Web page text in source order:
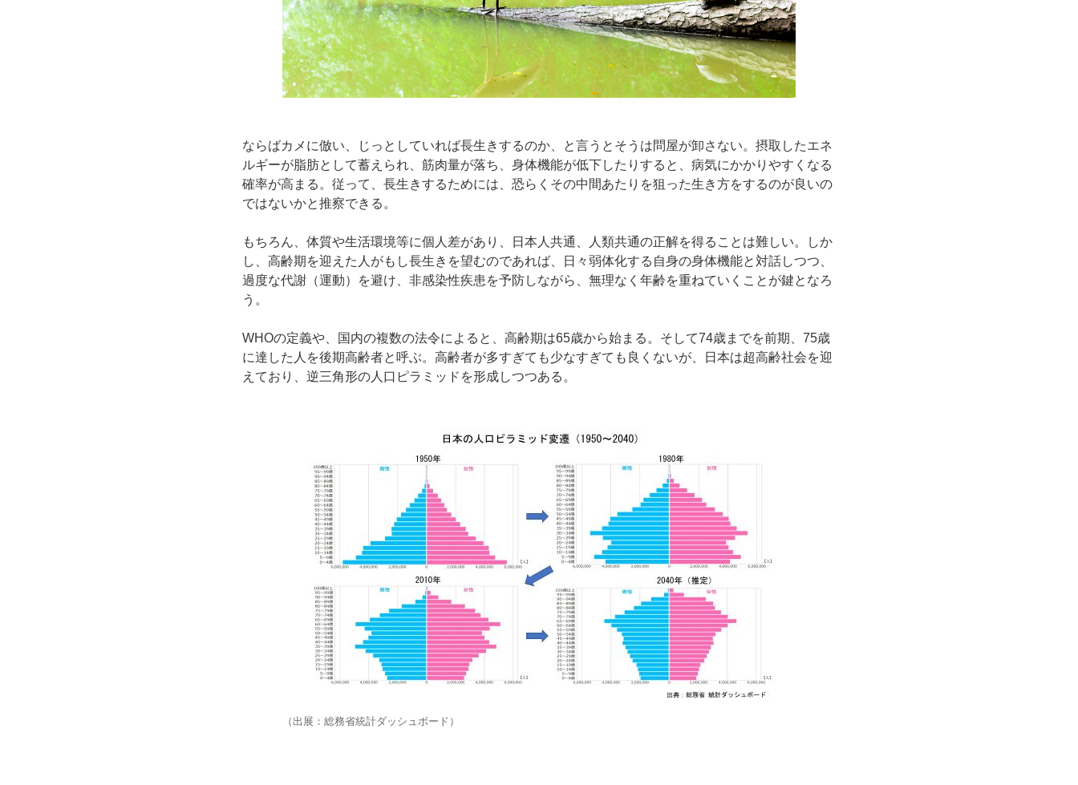
ならばカメに倣い、じっとしていれば長生きするのか、と言うとそうは問屋が卸さない。摂取したエネ
ルギーが脂肪として蓄えられ、筋肉量が落ち、身体機能が低下したりすると、病気にかかりやすくなる
確率が高まる。従って、長生きするためには、恐らくその中間あたりを狙った生き方をするのが良いの
ではないかと推察できる。
もちろん、体質や生活環境等に個人差があり、日本人共通、人類共通の正解を得ることは難しい。しか
し、高齢期を迎えた人がもし長生きを望むのであれば、日々弱体化する自身の身体機能と対話しつつ、
過度な代謝（運動）を避け、非感染性疾患を予防しながら、無理なく年齢を重ねていくことが鍵となろ
う。
WHOの定義や、国内の複数の法令によると、高齢期は65歳から始まる。そして74歳までを前期、75歳
に達した人を後期高齢者と呼ぶ。高齢者が多すぎても少なすぎても良くないが、日本は超高齢社会を迎
えており、逆三角形の人口ピラミッドを形成しつつある。
（出展：総務省統計ダッシュボード）